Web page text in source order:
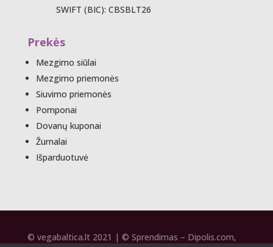
SWIFT (BIC): CBSBLT26
Prekės
Mezgimo siūlai
Mezgimo priemonės
Siuvimo priemonės
Pomponai
Dovanų kuponai
Žurnalai
Išparduotuvė
© vegabaltica.lt 2021 | © Sprendimas – Dipolis.com,